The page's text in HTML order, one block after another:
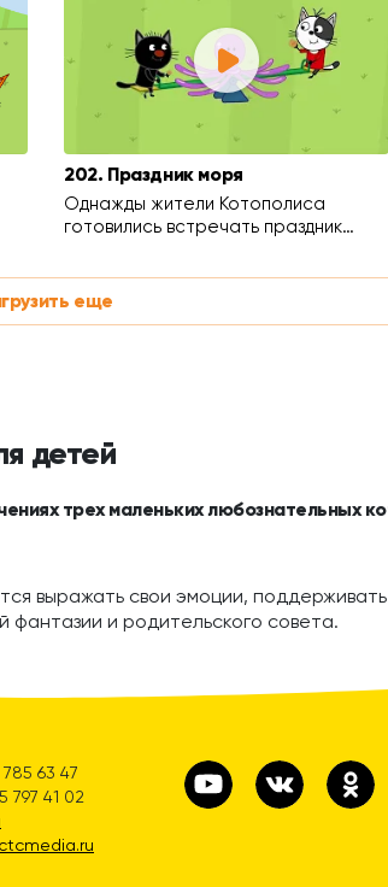
202. Праздник моря
Однажды жители Котополиса
готовились встречать праздник…
еще
детей
трех маленьких любознательных
выражать свои эмоции, поддерживать
и родительского совета.
785 63 47
797 41 02